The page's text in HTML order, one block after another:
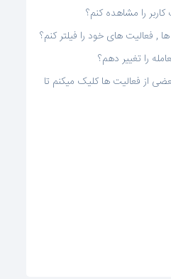
را مشاهده کنم؟
, فعالیت های خود را فیلتر کنم؟
را تغییر دهم؟
از فعالیت ها کلیک میکنم تا